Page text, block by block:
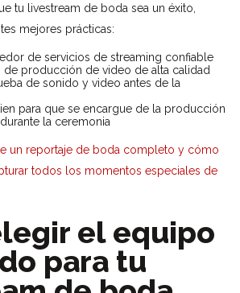
tu livestream de boda sea un éxito,
mejores prácticas:
de servicios de streaming confiable
de producción de video de alta calidad
de sonido y video antes de la
para que se encargue de la producción
la ceremonia
un reportaje de boda completo y cómo
todos los momentos especiales de
el equipo
para tu